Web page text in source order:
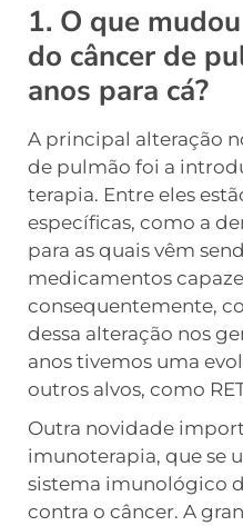
1. O que
do câncer de
anos para cá?
A principal alteração
de pulmão foi a
terapia. Entre eles
específicas, como a
para as quais vêm
medicamentos
consequentemente,
dessa alteração nos
anos tivemos uma
outros alvos, como
Outra novidade
imunoterapia, que se
sistema imunológico
contra o câncer. A